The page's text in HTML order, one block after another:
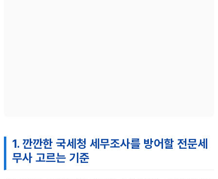
1. 깐깐한 국세청 세무조사를 방어할 전문세
무사 고르는 기준